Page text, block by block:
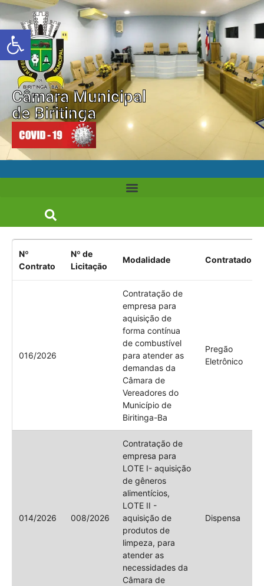
Câmara Municipal
de Biritinga
Nº
Contrato
Nº de
Licitação
Modalidade Contratado
016/2026
Contratação de
empresa para
aquisição de
forma contínua
de combustível
para atender as
demandas da
Câmara de
Vereadores do
Município de
Biritinga-Ba
Pregão
Eletrônico
014/2026 008/2026
Contratação de
empresa para
LOTE I- aquisição
de gêneros
alimentícios,
LOTE II -
aquisição de
produtos de
limpeza, para
atender as
necessidades da
Câmara de
Dispensa
Abrir a barra de ferramentas